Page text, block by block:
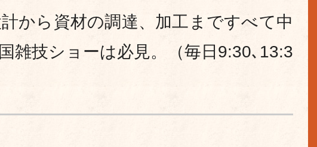
から資材の調達、加工まですべて中
雑技ショーは必見。（毎日9:30､13:3